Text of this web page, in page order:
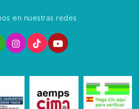
en nuestras redes